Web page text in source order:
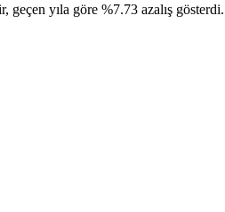
yıla göre %7.73 azalış